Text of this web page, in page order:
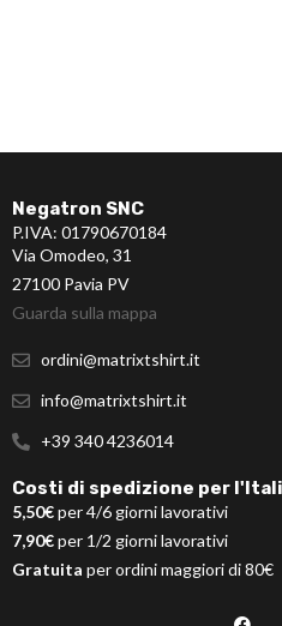
Negatron SNC
P.IVA: 01790670184
Via Omodeo, 31
27100 Pavia PV
Guarda sulla mappa
ordini@matrixtshirt.it
info@matrixtshirt.it
+39 340 4236014
Costi di spedizione per
5,50€per 4/6 giorni lavorativi
7,90€per 1/2 giorni lavorativi
Gratuita per ordini maggiori di 80€